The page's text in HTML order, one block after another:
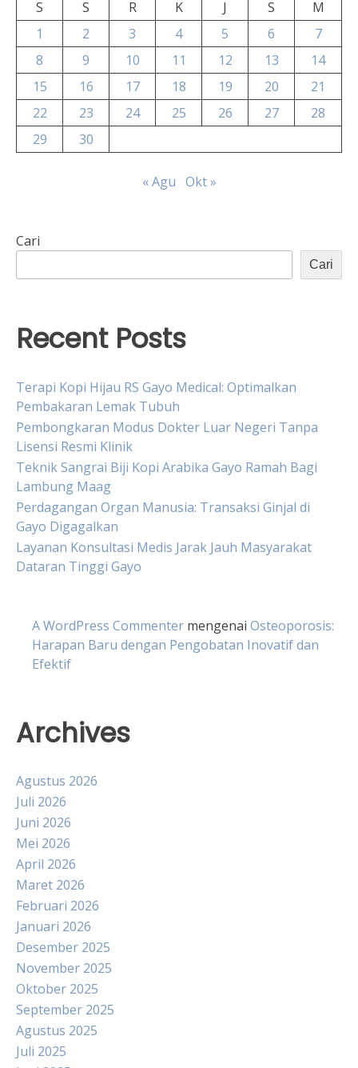
S
S R K J S
M
1
2 3 4 5 6
7
8
9 10 11 12 13
14
15
16 17 18 19 20
21
22
23 24 25 26 27
28
29
30
« Agu Okt »
Cari
Cari
Recent Posts
Terapi Kopi Hijau RS Gayo Medical: Optimalkan
Pembakaran Lemak Tubuh
Pembongkaran Modus Dokter Luar Negeri Tanpa
Lisensi Resmi Klinik
Teknik Sangrai Biji Kopi Arabika Gayo Ramah Bagi
Lambung Maag
Perdagangan Organ Manusia: Transaksi Ginjal di
Gayo Digagalkan
Layanan Konsultasi Medis Jarak Jauh Masyarakat
Dataran Tinggi Gayo
A WordPress Commenter mengenai Osteoporosis:
Harapan Baru dengan Pengobatan Inovatif dan
Efektif
Archives
Agustus 2026
Juli 2026
Juni 2026
Mei 2026
April 2026
Maret 2026
Februari 2026
Januari 2026
Desember 2025
November 2025
Oktober 2025
September 2025
Agustus 2025
Juli 2025